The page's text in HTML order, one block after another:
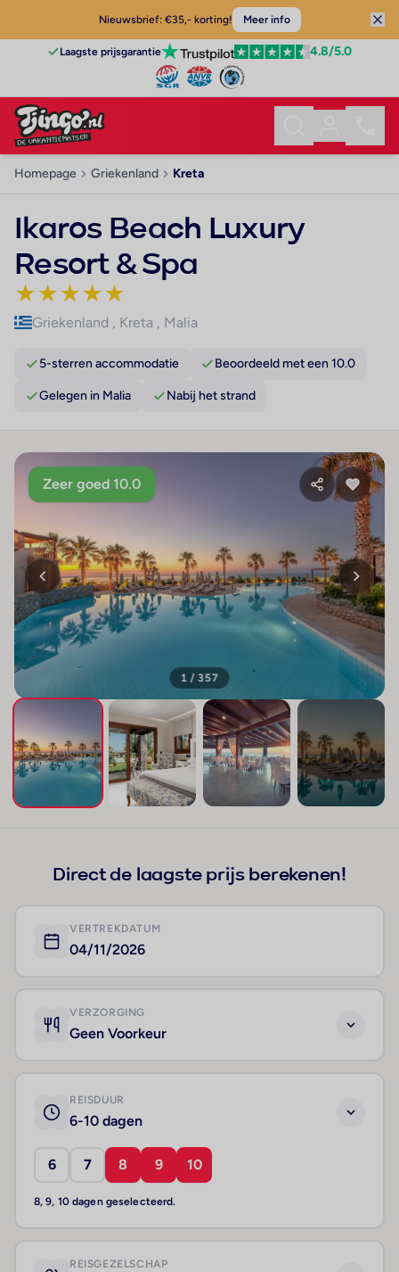
Nieuwsbrief: €35,- korting! Meer info
Laagste prijsgarantie 4.8/5.0
Homepage Griekenland Kreta
Ikaros Beach Luxury
Resort & Spa
★★★★★
Griekenland , Kreta , Malia
5-sterren accommodatie Beoordeeld met een 10.0
Gelegen in Malia Nabij het strand
Zeer goed 10.0
1 / 357
Direct de laagste prijs berekenen!
VERTREKDATUM
04/11/2026
VERZORGING
Geen Voorkeur
REISDUUR
6-10 dagen
6 7 8 9 10
8, 9, 10 dagen geselecteerd.
REISGEZELSCHAP